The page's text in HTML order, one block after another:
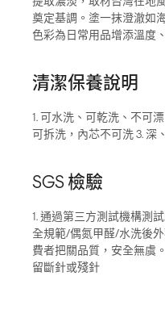
奠定基調。塗一抹澄澈如
色彩為日常用品增添溫度
清潔保養說明
1. 可水洗、可乾洗、不可
可拆洗，內芯不可洗 3. 深
SGS 檢驗
1. 通過第三方測試機構測
全規範/偶氮甲醛/水洗後
費者把關品質，安全無虞
留斷針或殘針